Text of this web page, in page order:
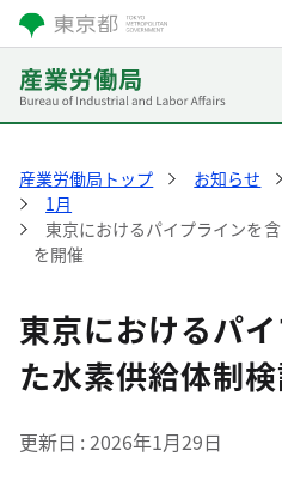
産業労働局トップ お知らせ
1月
東京におけるパイプラインを
を開催
東京におけるパ
た水素供給体制
更新日 2026年1月29日